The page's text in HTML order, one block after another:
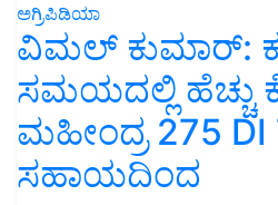
ಅಗ್ರಿಪಿಡಿಯಾ
ವಿಮಲ್ ಕುಮಾರ್:
ಸಮಯದಲ್ಲಿ ಹೆಚ್ಚು
ಮಹೀಂದ್ರ 275 DI
ಸಹಾಯದಿಂದ